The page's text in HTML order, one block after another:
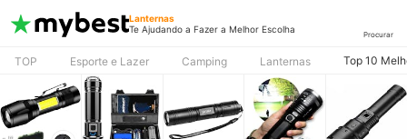
Lanternas
Te Ajudando a Fazer a Melhor Escolha
Procurar
TOP Esporte e Lazer Camping Lanternas Top 10